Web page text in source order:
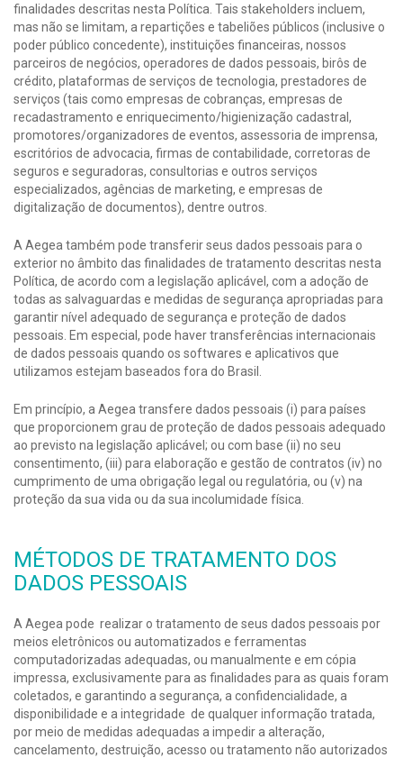
finalidades descritas nesta Política. Tais stakeholders incluem,
mas não se limitam, a repartições e tabeliões públicos (inclusive o
poder público concedente), instituições financeiras, nossos
parceiros de negócios, operadores de dados pessoais, birôs de
crédito, plataformas de serviços de tecnologia, prestadores de
serviços (tais como empresas de cobranças, empresas de
recadastramento e enriquecimento/higienização cadastral,
promotores/organizadores de eventos, assessoria de imprensa,
escritórios de advocacia, firmas de contabilidade, corretoras de
seguros e seguradoras, consultorias e outros serviços
especializados, agências de marketing, e empresas de
digitalização de documentos), dentre outros.
A Aegea também pode transferir seus dados pessoais para o
exterior no âmbito das finalidades de tratamento descritas nesta
Política, de acordo com a legislação aplicável, com a adoção de
todas as salvaguardas e medidas de segurança apropriadas para
garantir nível adequado de segurança e proteção de dados
pessoais. Em especial, pode haver transferências internacionais
de dados pessoais quando os softwares e aplicativos que
utilizamos estejam baseados fora do Brasil.
Em princípio, a Aegea transfere dados pessoais (i) para países
que proporcionem grau de proteção de dados pessoais adequado
ao previsto na legislação aplicável; ou com base (ii) no seu
consentimento, (iii) para elaboração e gestão de contratos (iv) no
cumprimento de uma obrigação legal ou regulatória, ou (v) na
proteção da sua vida ou da sua incolumidade física.
MÉTODOS DE TRATAMENTO DOS
DADOS PESSOAIS
A Aegea pode realizar o tratamento de seus dados pessoais por
meios eletrônicos ou automatizados e ferramentas
computadorizadas adequadas, ou manualmente e em cópia
impressa, exclusivamente para as finalidades para as quais foram
coletados, e garantindo a segurança, a confidencialidade, a
disponibilidade e a integridade de qualquer informação tratada,
por meio de medidas adequadas a impedir a alteração,
cancelamento, destruição, acesso ou tratamento não autorizados